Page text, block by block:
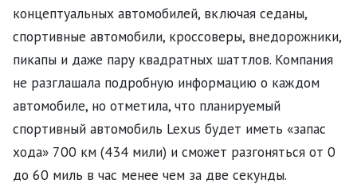
концептуальных автомобилей, включая седаны,
спортивные автомобили, кроссоверы, внедорожники,
пикапы и даже пару квадратных шаттлов. Компания
не разглашала подробную информацию о каждом
автомобиле, но отметила, что планируемый
спортивный автомобиль Lexus будет иметь «запас
хода» 700 км (434 мили) и сможет разгоняться от 0
до 60 миль в час менее чем за две секунды.